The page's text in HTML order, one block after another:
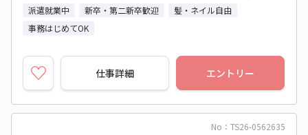
派遣就業中
新卒・第二新卒歓迎
髪・ネイル自由
事務はじめてOK
仕事詳細 エントリー
No：TS26-0562635